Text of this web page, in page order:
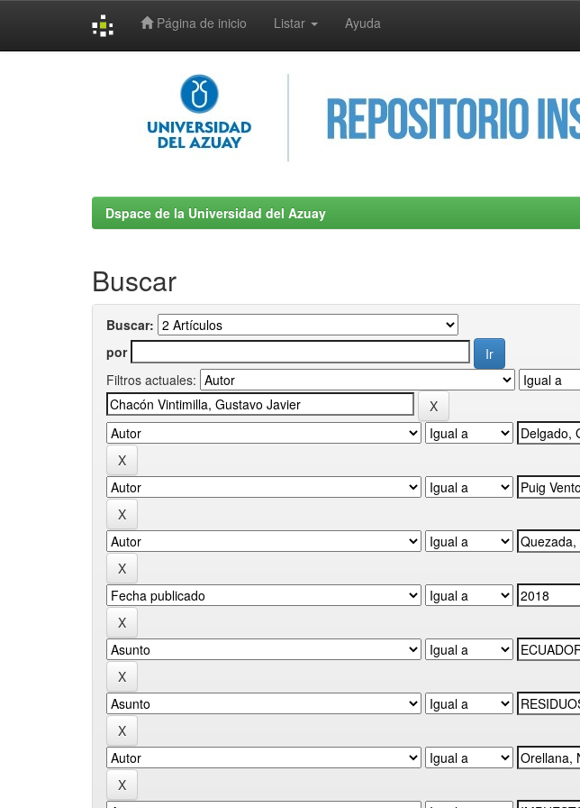
Página de inicio Listar Ayuda
Dspace de la Universidad del Azuay
Buscar
Buscar:
por
Filtros actuales: